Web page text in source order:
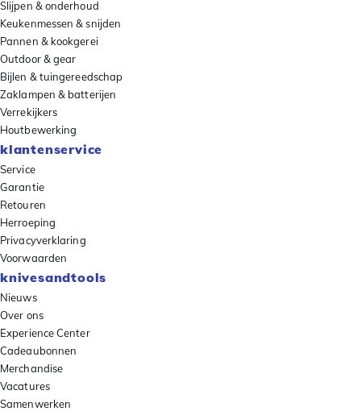
Slijpen & onderhoud
Keukenmessen & snijden
Pannen & kookgerei
Outdoor & gear
Bijlen & tuingereedschap
Zaklampen & batterijen
Verrekijkers
Houtbewerking
klantenservice
Service
Garantie
Retouren
Herroeping
Privacyverklaring
Voorwaarden
knivesandtools
Nieuws
Over ons
Experience Center
Cadeaubonnen
Merchandise
Vacatures
Samenwerken